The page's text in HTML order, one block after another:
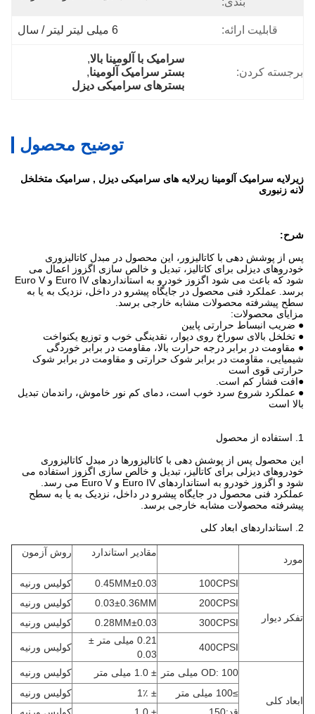
قابلیت ارائه: 6 میلی لیتر لیتر / سال
برجسته کردن:
سرامیک با آلومینا بالا,
بستر سرامیک آلومینا,
بسترهای سرامیکی دیزل
توضیح محصول
زیرلایه سرامیک آلومینا زیرلایه های سرامیکی دیزل , سرامیک متخلخل
لانه زنبوری
شرح:
پس از پوشش دهی با کاتالیزور، این محصول در مبدل کاتالیزوری
خودروهای دیزلی برای کاتالیز، تبدیل و خالص سازی اگزوز اعمال می
شود که باعث می شود اگزوز خودرو به استانداردهای Euro IV و Euro V
برسد. عملکرد فنی محصول در جایگاه پیشرو در داخل، نزدیک به یا به
سطح پیشرفته محصولات مشابه خارجی برسد.
مزایای محصولات:
● ضریب انبساط حرارتی پایین
● تخلخل بالای سوراخ روی دیوار، نقدینگی خوب و توزیع یکنواخت
● مقاومت در برابر درجه حرارت بالا، مقاومت در برابر خوردگی
شیمیایی، مقاومت در برابر شوک حرارتی و مقاومت در برابر شوک
حرارتی قوی است
●افت فشار کم است.
● عملکرد شروع سرد خوب است، دمای کم نور خاموش، راندمان تبدیل
بالا است
این محصول پس از پوشش دهی با کاتالیزورها در مبدل کاتالیزوری
خودروهای دیزلی برای کاتالیز، تبدیل و خالص سازی اگزوز استفاده می
شود و اگزوز خودرو به استانداردهای Euro IV و Euro V می رسد.
عملکرد فنی محصول در جایگاه پیشرو در داخل، نزدیک به یا به سطح
پیشرفته محصولات مشابه خارجی برسد.
مورد
مقادیر استاندارد روش آزمون
تفکر دیوار
100CPSI
0.45MM±0.03
کولیس ورنیه
200CPSI
0.03±0.36MM
کولیس ورنیه
300CPSI
0.28MM±0.03 کولیس ورنیه
400CPSI
0.21 میلی متر ±
0.03
کولیس ورنیه
ابعاد کلی
OD: 100 میلی متر ± 1.0 میلی متر
کولیس ورنیه
≥100 میلی متر
± 1٪
کولیس ورنیه